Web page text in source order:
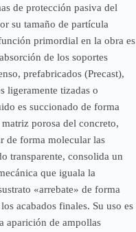
de protección pasiva del
su tamaño de partícula
primordial en la obra es
de los soportes
prefabricados (Precast),
ligeramente tizadas o
es succionado de forma
porosa del concreto,
de forma molecular las
transparente, consolida un
que iguala la
«arrebate» de forma
acabados finales. Su uso es
aparición de ampollas